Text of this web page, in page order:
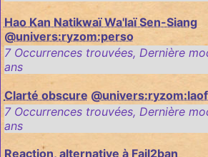
Hao Kan Natikwaï Wa'laï Sen-Siang
@univers:ryzom:perso
7 Occurrences trouvées, Dernière
ans
Clarté obscure
7 Occurrences trouvées, Dernière
ans
Reaction, alternative à Fail2ban